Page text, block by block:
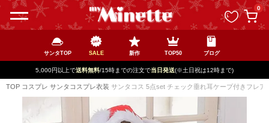
0
サンタTOP SALE 新作 TOP50 ブログ
5,000円以上で送料無料/15時までの注文で当日発送(※土日祝は12時まで)
TOP コスプレ サンタコスプレ衣装 サンタコス 5点set チェック垂れ耳ケープ付きフレ
ペー
ジト
ップ